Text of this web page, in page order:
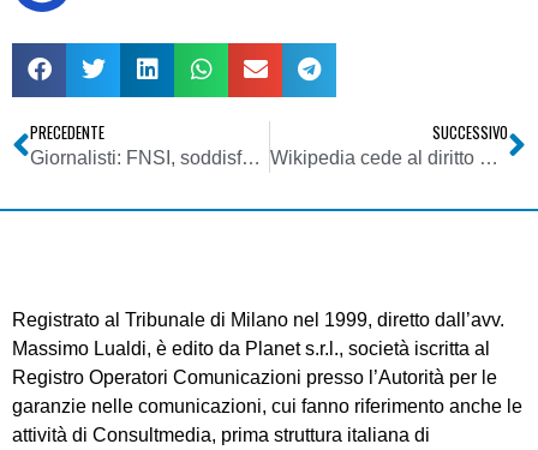
PRECEDENTE
Giornalisti: FNSI, soddisfazione per lo sciopero
SUCCESSIVO
Wikipedia cede al diritto d’autore italiota
Registrato al Tribunale di Milano nel 1999, diretto dall’avv.
Massimo Lualdi, è edito da Planet s.r.l., società iscritta al
Registro Operatori Comunicazioni presso l’Autorità per le
garanzie nelle comunicazioni, cui fanno riferimento anche le
attività di Consultmedia, prima struttura italiana di